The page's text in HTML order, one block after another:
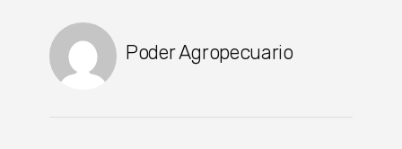
Poder Agropecuario